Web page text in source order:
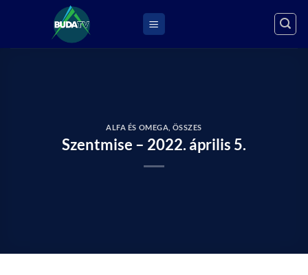
ALFA ÉS OMEGA ÖSSZES
Szentmise – 2022. április 5.